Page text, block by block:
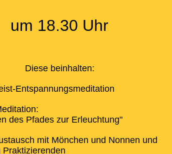
um 18.30 Uhr
Diese beinhalten:
Entspannungsmeditation
des Pfades zur Erleuchtung"
mit Mönchen und Nonnen und
Praktizierenden